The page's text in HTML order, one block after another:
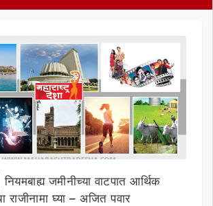
जमीनीच्या वाटपात आर्थिक
राजीनामा घ्या – अजित पवार